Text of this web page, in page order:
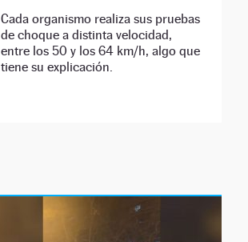
Cada organismo realiza sus pruebas
de choque a distinta velocidad,
entre los 50 y los 64 km/h, algo que
tiene su explicación.